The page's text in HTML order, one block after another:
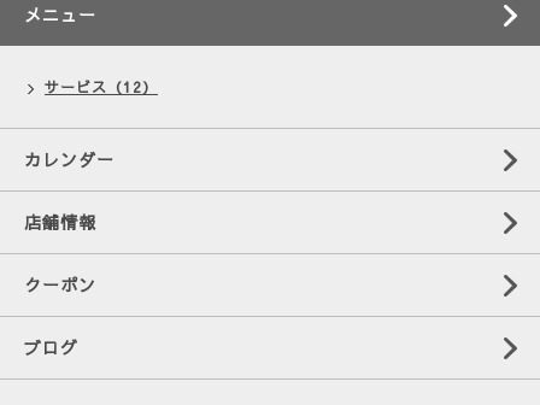
メニュー
サービス（12）
カレンダー
店舗情報
クーポン
ブログ